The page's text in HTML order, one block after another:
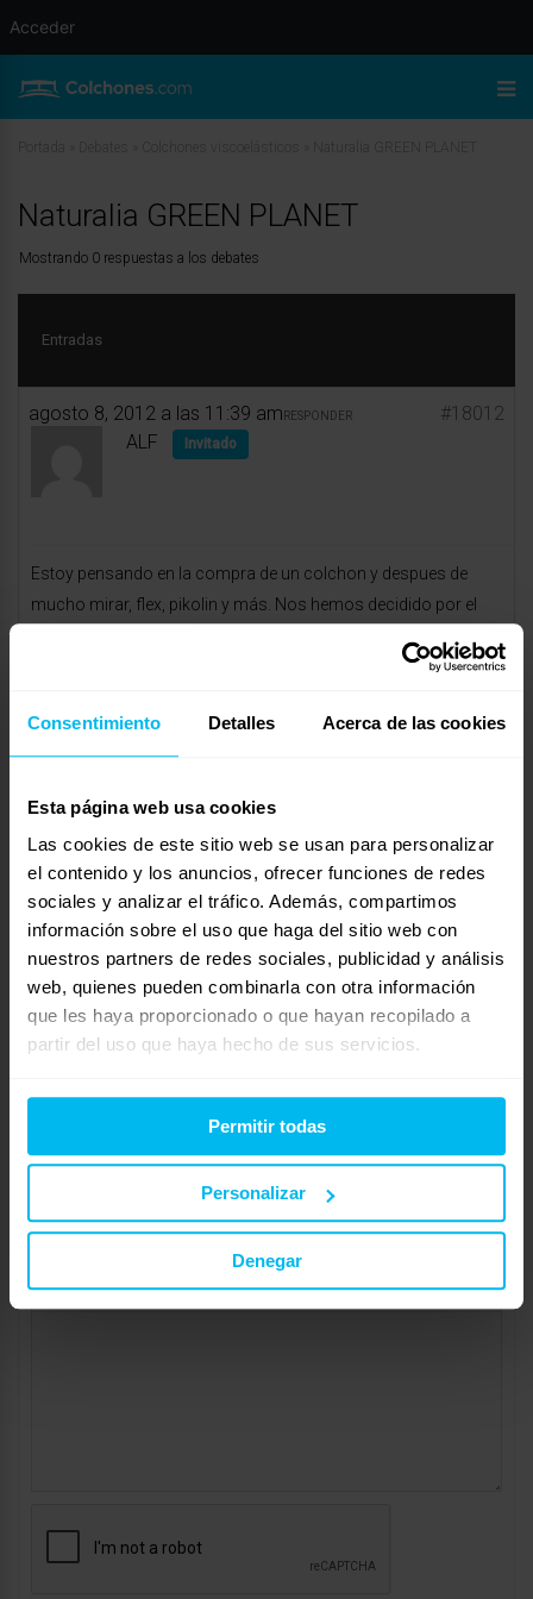
Consentimiento Detalles Acerca de las cookies
Esta página web usa cookies
Las cookies de este sitio web se usan para personalizar
el contenido y los anuncios, ofrecer funciones de redes
sociales y analizar el tráfico. Además, compartimos
información sobre el uso que haga del sitio web con
nuestros partners de redes sociales, publicidad y análisis
web, quienes pueden combinarla con otra información
que les haya proporcionado o que hayan recopilado a
partir del uso que haya hecho de sus servicios.
Permitir todas
Personalizar
Denegar
Naturalia GREEN PLANET
Mostrando 0 respuestas a los debates
Entradas
agosto 8, 2012 a las 11:39 am #18012
RESPONDER
ALF Invitado
Estoy pensando en la compra de un colchon y despues de
mucho mirar, flex, pikolin y más. Nos hemos decidido por el
Yo tengo problemas de espalda y necesito una superficie dura
muy comodo. Pero me gustaria saber vuestra opinión.
Me lo dejan por 850 euros + un sumier transpirable 3d +
Mostrando 0 respuestas a los debates
Respuesta a: Naturalia GREEN PLANET
Tu información:
Nombre (obligatorio):
Correo electrónico (no se publicará) (obligatorio):
Acceder